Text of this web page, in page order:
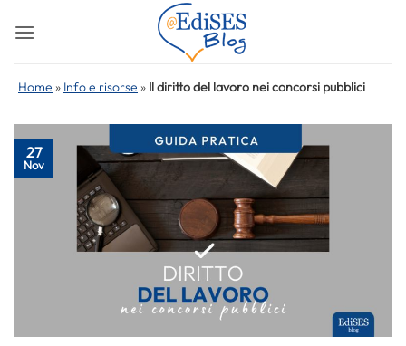
Home » Info e risorse » Il diritto del lavoro nei concorsi pubblici
27
Nov